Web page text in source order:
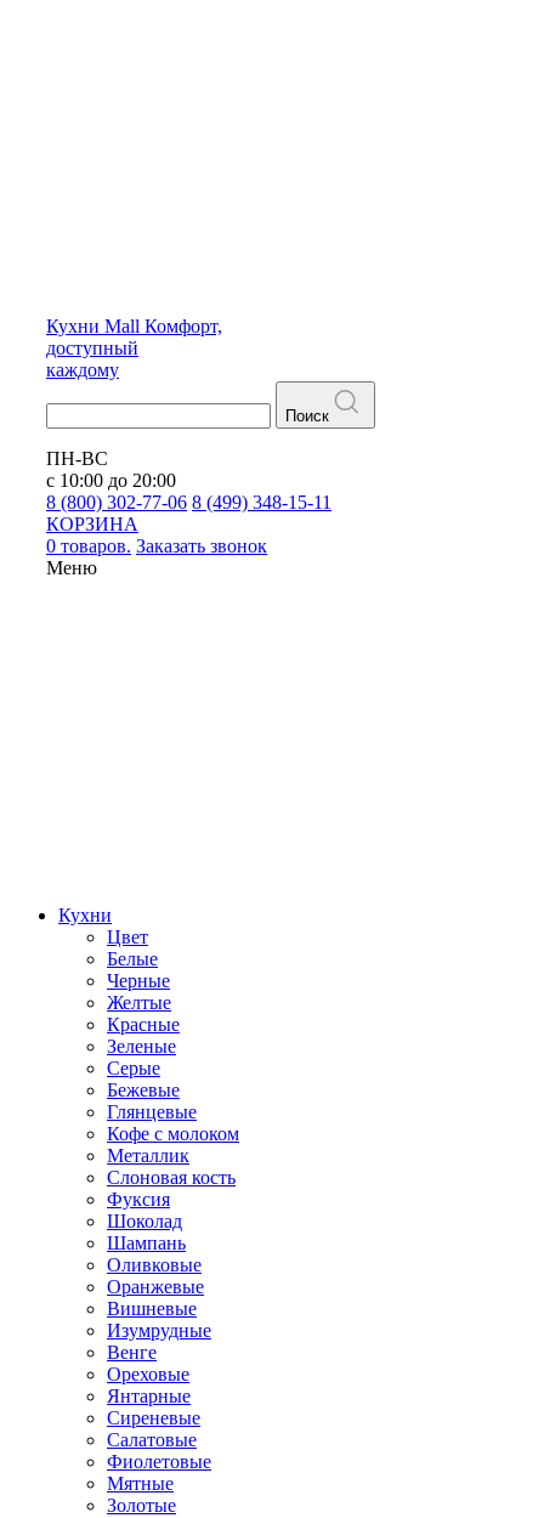
Кухни Mall Комфорт,
доступный
каждому
Поиск
ПН-ВС
с 10:00 до 20:00
8 (800) 302-77-06 8 (499) 348-15-11
КОРЗИНА
0 товаров. Заказать звонок
Меню
Кухни
Цвет
Белые
Черные
Желтые
Красные
Зеленые
Серые
Бежевые
Глянцевые
Кофе с молоком
Металлик
Слоновая кость
Фуксия
Шоколад
Шампань
Оливковые
Оранжевые
Вишневые
Изумрудные
Венге
Ореховые
Янтарные
Сиреневые
Салатовые
Фиолетовые
Мятные
Золотые